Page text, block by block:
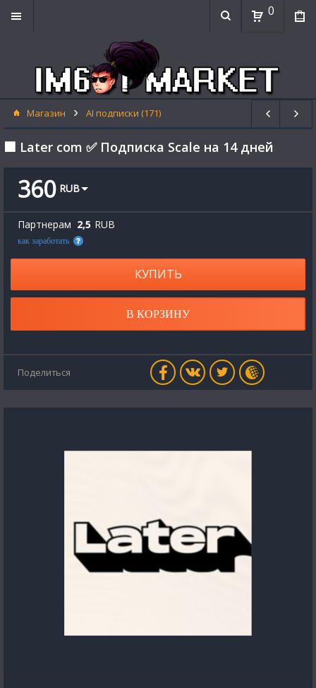
0
Магазин AI подписки (171)
⬛ Later com ✅ Подписка Scale на 14 дней
360 RUB
Партнерам 2,5 RUB
как заработать
КУПИТЬ
В КОРЗИНУ
Поделиться